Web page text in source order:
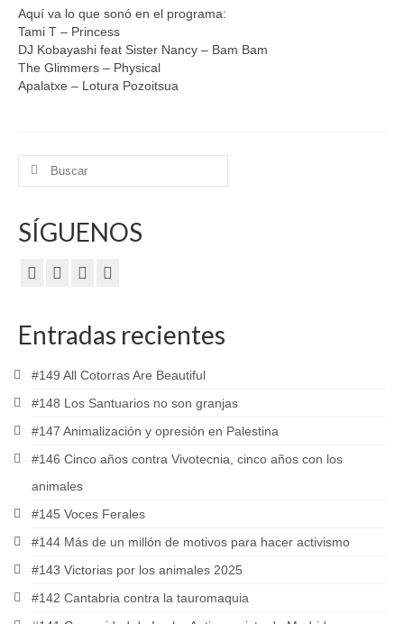
Aquí va lo que sonó en el programa:
Tami T – Princess
DJ Kobayashi feat Sister Nancy – Bam Bam
The Glimmers – Physical
Apalatxe – Lotura Pozoitsua
Buscar
SÍGUENOS
Entradas recientes
#149 All Cotorras Are Beautiful
#148 Los Santuarios no son granjas
#147 Animalización y opresión en Palestina
#146 Cinco años contra Vivotecnia, cinco años con los
animales
#145 Voces Ferales
#144 Más de un millón de motivos para hacer activismo
#143 Victorias por los animales 2025
#142 Cantabria contra la tauromaquia